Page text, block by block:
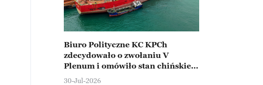
Biuro Polityczne KC KPCh
zdecydowało o zwołaniu V
Plenum i omówiło stan chińskiej
gospodarki
30-Jul-2026